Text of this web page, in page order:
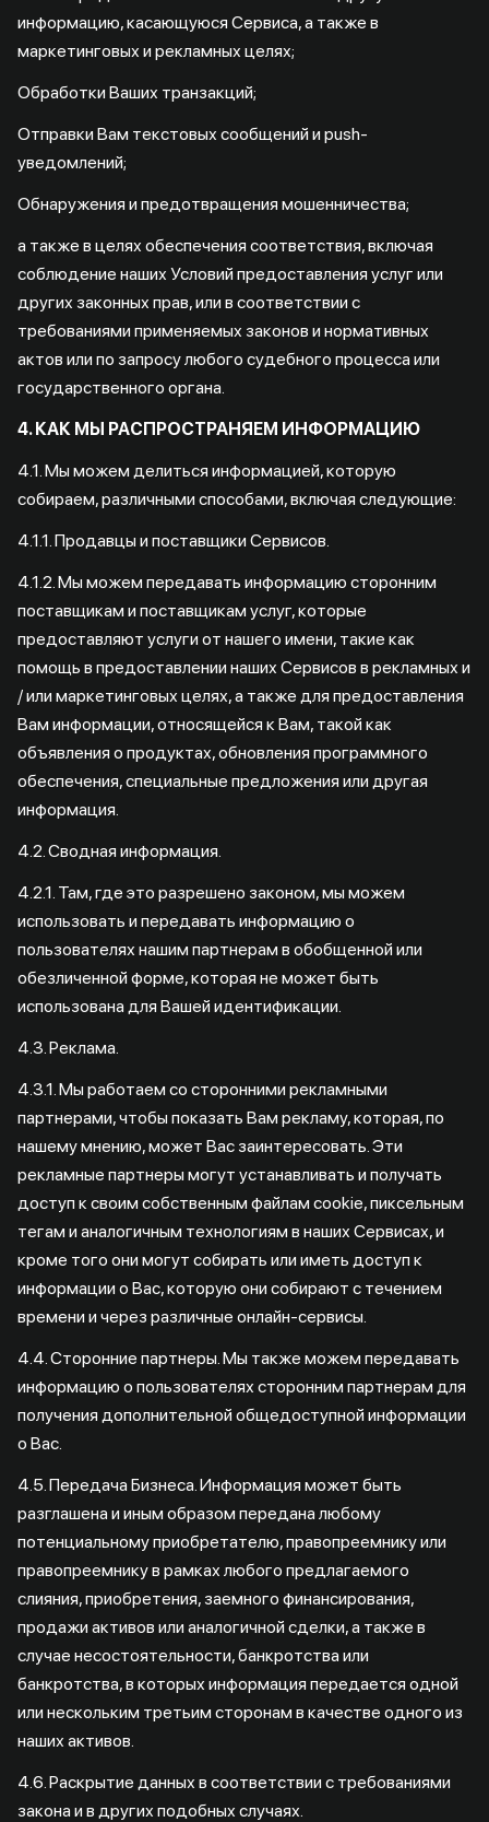
информацию, касающуюся Сервиса, а также в
маркетинговых и рекламных целях;
Обработки Ваших транзакций;
Отправки Вам текстовых сообщений и push-
уведомлений;
Обнаружения и предотвращения мошенничества;
а также в целях обеспечения соответствия, включая
соблюдение наших Условий предоставления услуг или
других законных прав, или в соответствии с
требованиями применяемых законов и нормативных
актов или по запросу любого судебного процесса или
государственного органа.
4. КАК МЫ РАСПРОСТРАНЯЕМ ИНФОРМАЦИЮ
4.1. Мы можем делиться информацией, которую
собираем, различными способами, включая следующие:
4.1.1. Продавцы и поставщики Сервисов.
4.1.2. Мы можем передавать информацию сторонним
поставщикам и поставщикам услуг, которые
предоставляют услуги от нашего имени, такие как
помощь в предоставлении наших Сервисов в рекламных и
/ или маркетинговых целях, а также для предоставления
Вам информации, относящейся к Вам, такой как
объявления о продуктах, обновления программного
обеспечения, специальные предложения или другая
информация.
4.2. Сводная информация.
4.2.1. Там, где это разрешено законом, мы можем
использовать и передавать информацию о
пользователях нашим партнерам в обобщенной или
обезличенной форме, которая не может быть
использована для Вашей идентификации.
4.3. Реклама.
4.3.1. Мы работаем со сторонними рекламными
партнерами, чтобы показать Вам рекламу, которая, по
нашему мнению, может Вас заинтересовать. Эти
рекламные партнеры могут устанавливать и получать
доступ к своим собственным файлам cookie, пиксельным
тегам и аналогичным технологиям в наших Сервисах, и
кроме того они могут собирать или иметь доступ к
информации о Вас, которую они собирают с течением
времени и через различные онлайн-сервисы.
4.4. Сторонние партнеры. Мы также можем передавать
информацию о пользователях сторонним партнерам для
получения дополнительной общедоступной информации
о Вас.
4.5. Передача Бизнеса. Информация может быть
разглашена и иным образом передана любому
потенциальному приобретателю, правопреемнику или
правопреемнику в рамках любого предлагаемого
слияния, приобретения, заемного финансирования,
продажи активов или аналогичной сделки, а также в
случае несостоятельности, банкротства или
банкротства, в которых информация передается одной
или нескольким третьим сторонам в качестве одного из
наших активов.
4.6. Раскрытие данных в соответствии с требованиями
закона и в других подобных случаях.